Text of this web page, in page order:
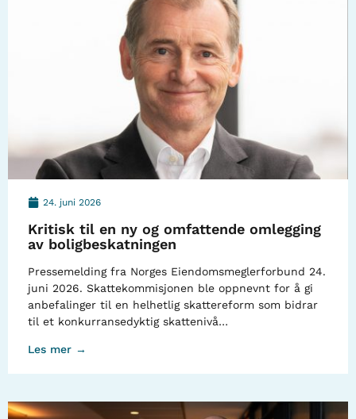
24. juni 2026
Kritisk til en ny og omfattende omlegging
av boligbeskatningen
Pressemelding fra Norges Eiendomsmeglerforbund 24.
juni 2026. Skattekommisjonen ble oppnevnt for å gi
anbefalinger til en helhetlig skattereform som bidrar
til et konkurransedyktig skattenivå…
Les mer →